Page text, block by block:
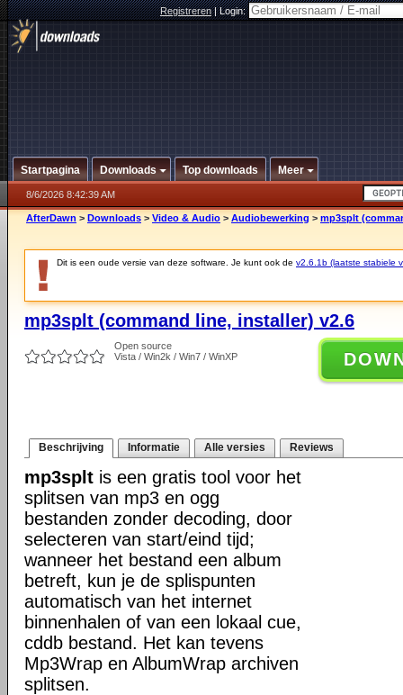
Registreren|Login:
Startpagina Downloads Top downloads Meer
8/6/2026 8:42:39 AM
AfterDawn > Downloads > Video & Audio > Audiobewerking > mp3splt
Dit is een oude versie van deze software. Je kunt ook de v2.6.1b (laatste stabiele
mp3splt (command line, installer) v2.6
Open source
Vista / Win2k / Win7 / WinXP
Beschrijving Informatie Alle versies Reviews
mp3splt is een gratis tool voor het
splitsen van mp3 en ogg
bestanden zonder decoding, door
selecteren van start/eind tijd;
wanneer het bestand een album
betreft, kun je de splispunten
automatisch van het internet
binnenhalen of van een lokaal cue,
cddb bestand. Het kan tevens
Mp3Wrap en AlbumWrap archiven
splitsen.